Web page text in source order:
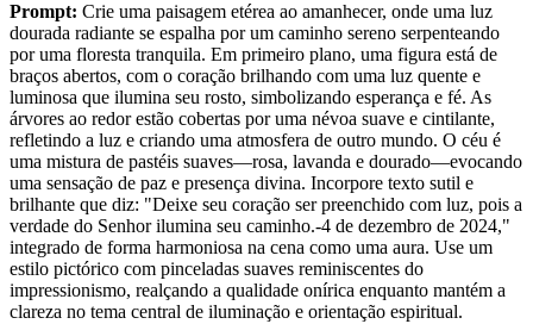
Prompt: Crie uma paisagem etérea ao amanhecer, onde uma luz
dourada radiante se espalha por um caminho sereno serpenteando
por uma floresta tranquila. Em primeiro plano, uma figura está de
braços abertos, com o coração brilhando com uma luz quente e
luminosa que ilumina seu rosto, simbolizando esperança e fé. As
árvores ao redor estão cobertas por uma névoa suave e cintilante,
refletindo a luz e criando uma atmosfera de outro mundo. O céu é
uma mistura de pastéis suaves—rosa, lavanda e dourado—evocando
uma sensação de paz e presença divina. Incorpore texto sutil e
brilhante que diz: "Deixe seu coração ser preenchido com luz, pois a
verdade do Senhor ilumina seu caminho.-4 de dezembro de 2024,"
integrado de forma harmoniosa na cena como uma aura. Use um
estilo pictórico com pinceladas suaves reminiscentes do
impressionismo, realçando a qualidade onírica enquanto mantém a
clareza no tema central de iluminação e orientação espiritual.